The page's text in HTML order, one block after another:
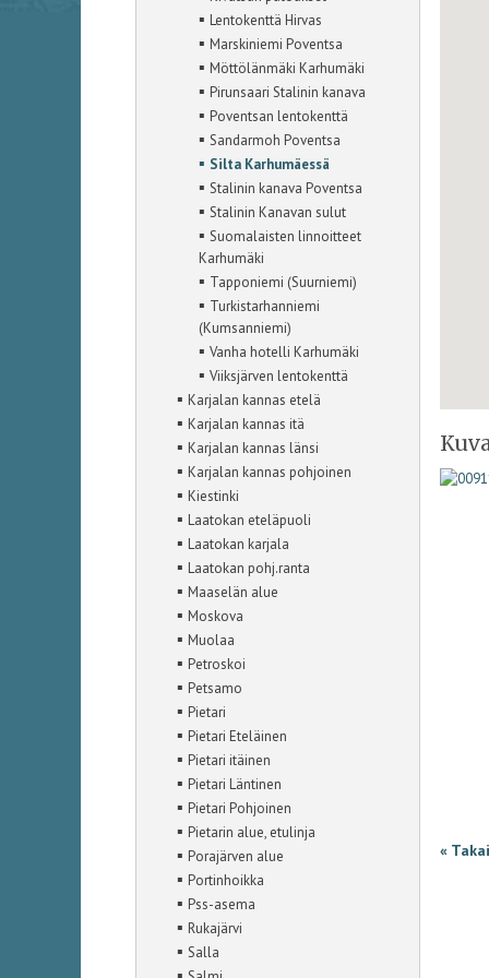
▪ Lentokenttä Hirvas
▪ Marskiniemi Poventsa
▪ Möttölänmäki Karhumäki
▪ Pirunsaari Stalinin kanava
▪ Poventsan lentokenttä
▪ Sandarmoh Poventsa
▪ Silta Karhumäessä
▪ Stalinin kanava Poventsa
▪ Stalinin Kanavan sulut
▪ Suomalaisten linnoitteet
Karhumäki
▪ Tapponiemi (Suurniemi)
▪ Turkistarhanniemi
(Kumsanniemi)
▪ Vanha hotelli Karhumäki
▪ Viiksjärven lentokenttä
▪ Karjalan kannas etelä
▪ Karjalan kannas itä
▪ Karjalan kannas länsi
▪ Karjalan kannas pohjoinen
▪ Kiestinki
▪ Laatokan eteläpuoli
▪ Laatokan karjala
▪ Laatokan pohj.ranta
▪ Maaselän alue
▪ Moskova
▪ Muolaa
▪ Petroskoi
▪ Petsamo
▪ Pietari
▪ Pietari Eteläinen
▪ Pietari itäinen
▪ Pietari Läntinen
▪ Pietari Pohjoinen
▪ Pietarin alue, etulinja
▪ Porajärven alue
▪ Portinhoikka
▪ Pss-asema
▪ Rukajärvi
▪ Salla
«